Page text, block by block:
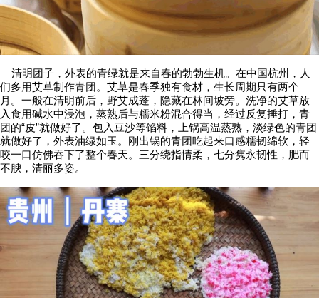
清明团子，外表的青绿就是来自春的勃勃生机。在中国杭州，人
们多用艾草制作青团。艾草是春季独有食材，生长周期只有两个
月。一般在清明前后，野艾成蓬，隐藏在林间坡旁。洗净的艾草放
入食用碱水中浸泡，蒸熟后与糯米粉混合得当，经过反复捶打，青
团的“皮”就做好了。包入豆沙等馅料，上锅高温蒸熟，淡绿色的青团
就做好了，外表油绿如玉。刚出锅的青团吃起来口感糯韧绵软，轻
咬一口仿佛吞下了整个春天。三分绕指情柔，七分隽永韧性，肥而
不腴，清丽多姿。